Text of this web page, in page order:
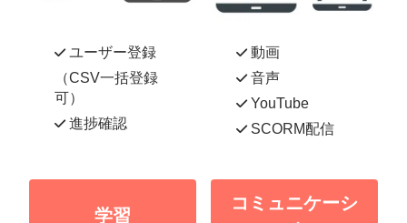
ユーザー登録
（CSV一括登録
可）
進捗確認
動画
音声
YouTube
SCORM配信
学習
コミュニケーシ